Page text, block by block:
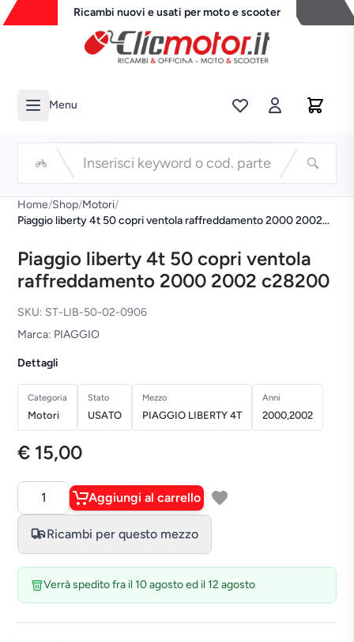
Ricambi nuovi e usati per moto e scooter
Menu
Home/Shop/Motori/
Piaggio liberty 4t 50 copri ventola raffreddamento 2000 2002
Piaggio liberty 4t 50 copri ventola
raffreddamento 2000 2002 c28200
SKU: ST-LIB-50-02-0906
Marca: PIAGGIO
Dettagli
Categoria
Motori
Stato
USATO
Mezzo
PIAGGIO LIBERTY 4T
Anni
2000,2002
€ 15,00
Quantità
Aggiungi al carrello
Ricambi per questo mezzo
Verrà spedito fra il 10 agosto ed il 12 agosto